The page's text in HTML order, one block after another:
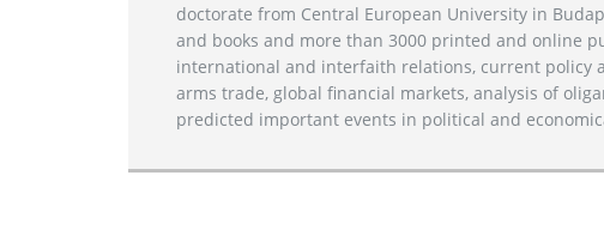
doctorate from Central European University in
and books and more than 3000 printed and online
international and interfaith relations, current policy
arms trade, global financial markets, analysis of
predicted important events in political and